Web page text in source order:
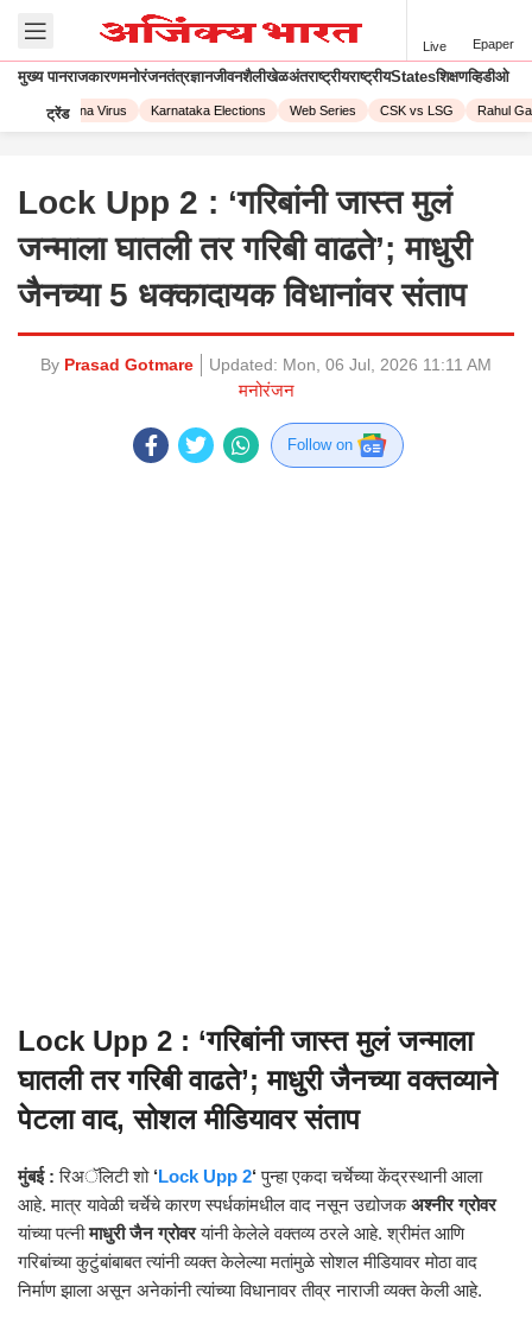
Live Epaper
मुख्य पानराजकारणमनोरंजनतंत्रज्ञानजीवनशैलीखेळअंतराष्ट्रीयराष्ट्रीयStatesशिक्षणव्हिडीओ
ट्रेंड
Corona Virus Karnataka Elections Web Series CSK vs LSG Rahul
Lock Upp 2 : ‘गरिबांनी जास्त मुलं
जन्माला घातली तर गरिबी वाढते’; माधुरी
जैनच्या 5 धक्कादायक विधानांवर संताप
By Prasad Gotmare Updated: Mon, 06 Jul, 2026 11:11 AM
मनोरंजन
Follow on
Lock Upp 2 : ‘गरिबांनी जास्त मुलं जन्माला
घातली तर गरिबी वाढते’; माधुरी जैनच्या वक्तव्याने
पेटला वाद, सोशल मीडियावर संताप
मुंबई : रिअॅलिटी शो ‘Lock Upp 2‘पुन्हा एकदा चर्चेच्या केंद्रस्थानी आला
आहे. मात्र यावेळी चर्चेचे कारण स्पर्धकांमधील वाद नसून उद्योजकअश्नीर ग्रोवर
यांच्या पत्नीमाधुरी जैन ग्रोवरयांनी केलेले वक्तव्य ठरले आहे. श्रीमंत आणि
गरिबांच्या कुटुंबांबाबत त्यांनी व्यक्त केलेल्या मतांमुळे सोशल मीडियावर मोठा वाद
निर्माण झाला असून अनेकांनी त्यांच्या विधानावर तीव्र नाराजी व्यक्त केली आहे.